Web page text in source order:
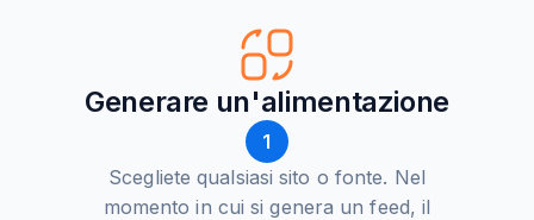
Generare un'alimentazione
1
Scegliete qualsiasi sito o fonte. Nel
momento in cui si genera un feed, il